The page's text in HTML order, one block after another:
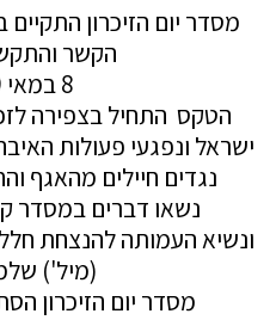
מסדר יום הזיכרון
הקשר
8 במאי 2019.
נגדים חיילים מהאגף
נשאו דברים במסדר
ונשיא העמותה להנצחת
(מיל')
מסדר יום הזיכרון